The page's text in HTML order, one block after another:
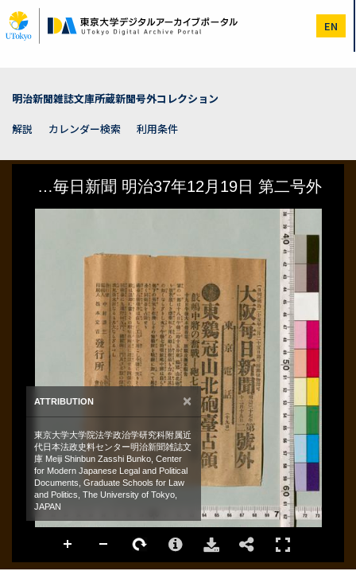
イ
ン
EN
明治新聞雑誌文庫所蔵新聞号外コレクション
解説
カレンダー検索 利用条件